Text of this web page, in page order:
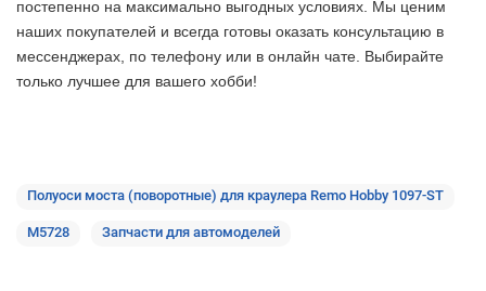
постепенно на максимально выгодных условиях. Мы ценим
наших покупателей и всегда готовы оказать консультацию в
мессенджерах, по телефону или в онлайн чате. Выбирайте
только лучшее для вашего хобби!
Полуоси моста (поворотные) для краулера Remo Hobby 1097-ST
M5728 Запчасти для автомоделей